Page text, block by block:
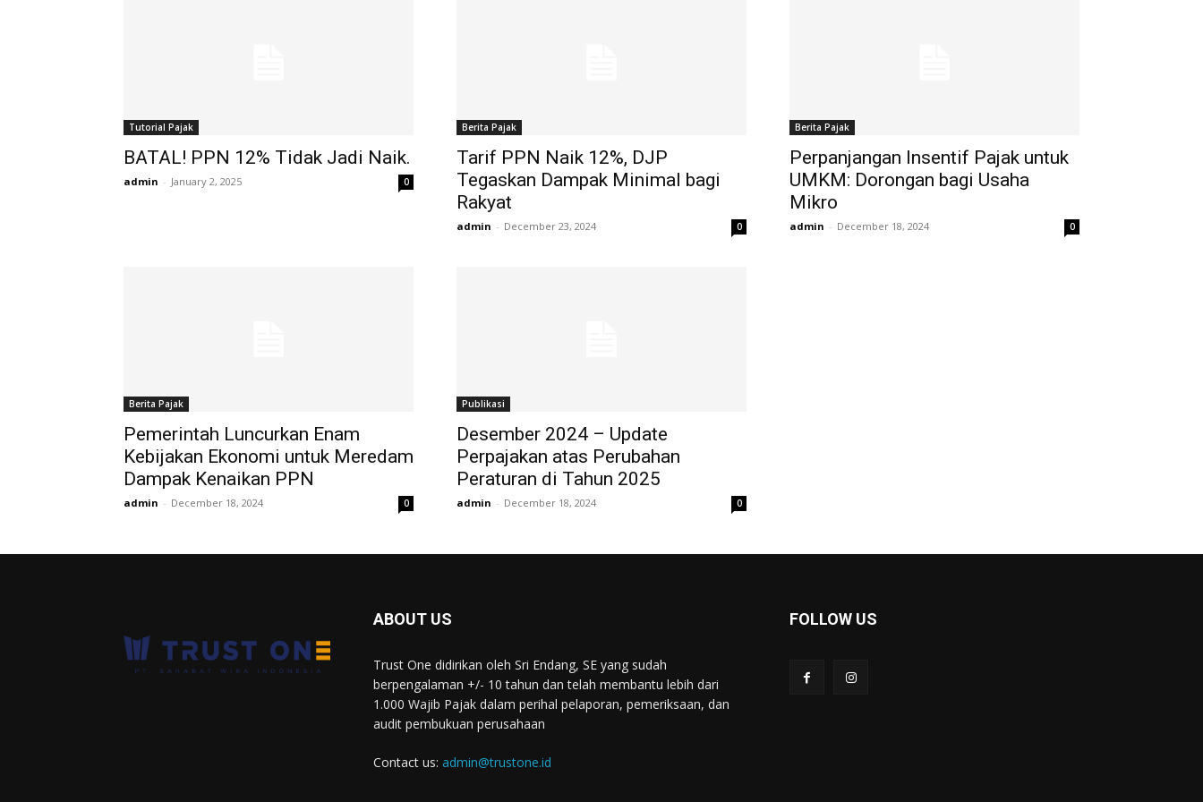
Tutorial Pajak
BATAL! PPN 12% Tidak Jadi Naik.
admin - January 2, 2025 0
Berita Pajak
Tarif PPN Naik 12%, DJP
Tegaskan Dampak Minimal bagi
Rakyat
admin - December 23, 2024 0
Berita Pajak
Perpanjangan Insentif Pajak untuk
UMKM: Dorongan bagi Usaha
Mikro
admin - December 18, 2024 0
Berita Pajak
Pemerintah Luncurkan Enam
Kebijakan Ekonomi untuk Meredam
Dampak Kenaikan PPN
admin - December 18, 2024 0
Publikasi
Desember 2024 – Update
Perpajakan atas Perubahan
Peraturan di Tahun 2025
admin - December 18, 2024 0
ABOUT US
Trust One didirikan oleh Sri Endang, SE yang sudah
berpengalaman +/- 10 tahun dan telah membantu lebih dari
1.000 Wajib Pajak dalam perihal pelaporan, pemeriksaan, dan
audit pembukuan perusahaan
Contact us: admin@trustone.id
FOLLOW US